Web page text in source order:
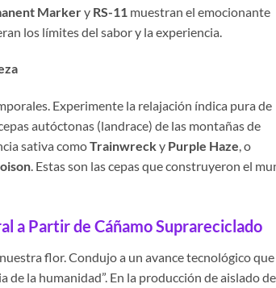
Markery RS-11 muestran el emocionante
los límites del sabor y la experiencia.
Experimente la relajación índica pura de
autóctonas (landrace) de las montañas de
sativa comoTrainwrecky Purple Haze, o
. Estas son las cepas que construyeron el
a Partir de Cáñamo Suprareciclado
flor. Condujo a un avance tecnológico que
la humanidad”. En la producción de aislado de